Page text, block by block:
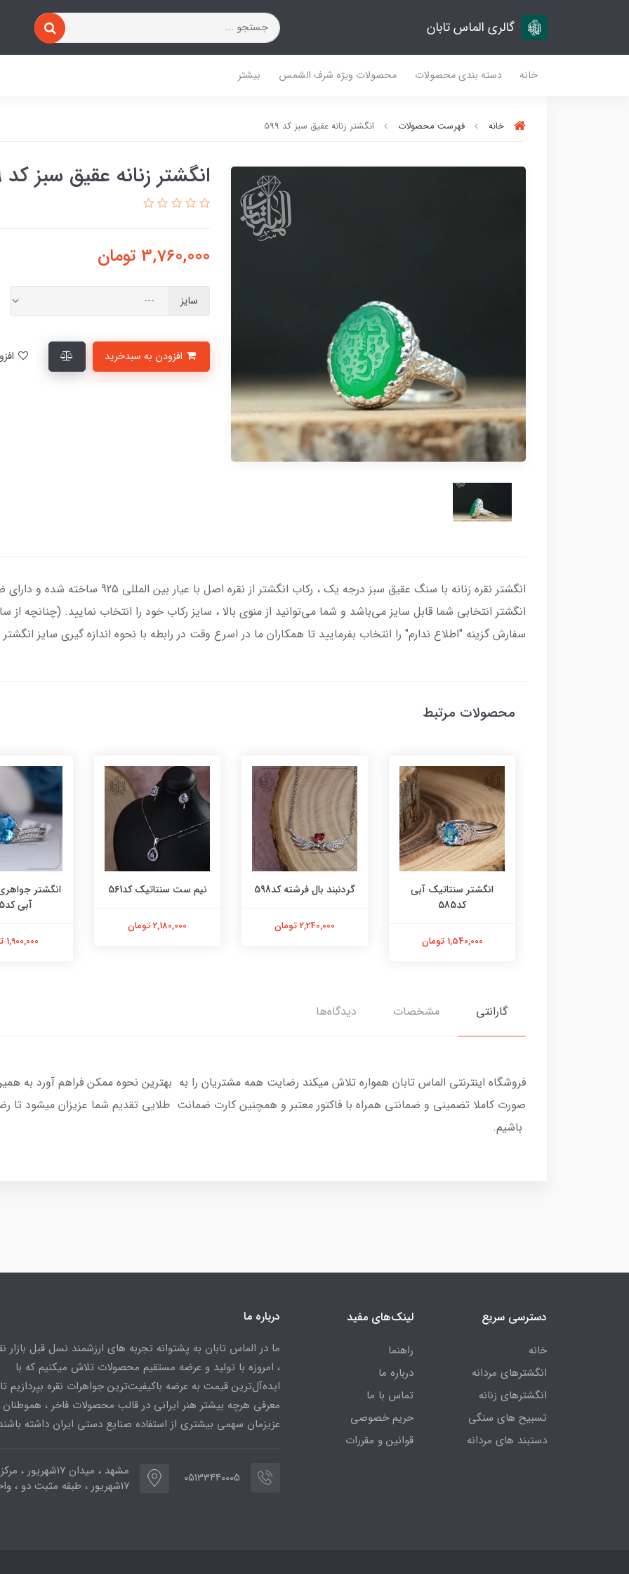
گالری الماس تابان
خانه دسته بندی محصولات محصولات ویژه شرف الشمس بیشتر
خانه فهرست محصولات انگشتر زنانه عقیق سبز کد 599
انگشتر زنانه عقیق سبز کد 599
3,760,000 تومان
سایز
انگشتر نقره زنانه با سنگ عقیق سبز درجه یک ،
انگشتر انتخابی شما قابل سایز می‌باشد و شما می‌توانید از منوی بالا ، سایز رکاب خود را انتخاب نمایید. (چنانچه
سفارش گزینه "اطلاع ندارم" را انتخاب بفرمایید تا همکاران ما در اسرع وقت در رابطه با نحوه اندازه گیری سایز
محصولات مرتبط
انگشتر سنتاتیک آبی
کد585
1,540,000 تومان
گردنبند بال فرشته کد598
2,240,000 تومان
نیم ست سنتاتیک کد561
2,180,000 تومان
انگشتر
آبی کد565
1,900,000 تومان
گارانتی مشخصات دیدگاه‌ها
فروشگاه اینترنتی الماس تابان همواره تلاش میکند رضایت همه مشتریان را به بهترین نحوه ممکن فراهم آورد به
صورت کاملا تضمینی و ضمانتی همراه با فاکتور معتبر و همچنین کارت ضمانت طلایی تقدیم شما عزیزان میشود تا
باشیم.
دسترسی سریع
خانه
انگشترهای مردانه
انگشترهای زنانه
تسبیح های سنگی
دستبند های مردانه
لینک‌های مفید
راهنما
درباره ما
تماس با ما
حریم خصوصی
قوانین و مقررات
درباره ما
ما در الماس تابان به پشتوانه تجربه های ارزشمند نسل قبل بازار
، امروزه با تولید و عرضه مستقیم محصولات تلاش میکنیم که با
ایده‌آل‌ترین قیمت به عرضه باکیفیت‌ترین جواهرات نقره بپردازیم تا
معرفی هرچه بیشتر هنر ایرانی در قالب محصولات فاخر ، هموطنان
عزیزمان سهمی بیشتری از استفاده صنایع دستی ایران داشته
05133440005
مشهد ، میدان ۱۷شهریور
۱۷شهریور ، طبقه مثبت دو ، واحد ۷۷۳